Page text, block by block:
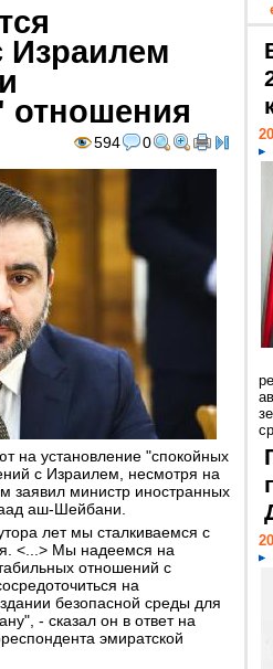
Израилем
отношения
594 0
на установление "спокойных
с Израилем, несмотря на
заявил министр иностранных
аш-Шейбани.
лет мы сталкиваемся с
<...> Мы надеемся на
отношений с
на
безопасной среды для
- сказал он в ответ на
эмиратской